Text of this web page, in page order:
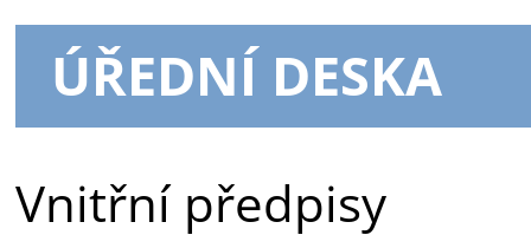
ÚŘEDNÍ DESKA
Vnitřní předpisy